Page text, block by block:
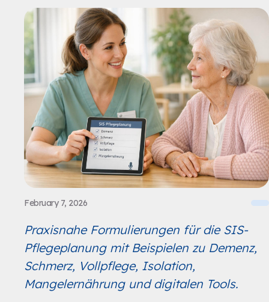
February 7, 2026
Praxisnahe Formulierungen für die SIS-
Pflegeplanung mit Beispielen zu Demenz,
Schmerz, Vollpflege, Isolation,
Mangelernährung und digitalen Tools.